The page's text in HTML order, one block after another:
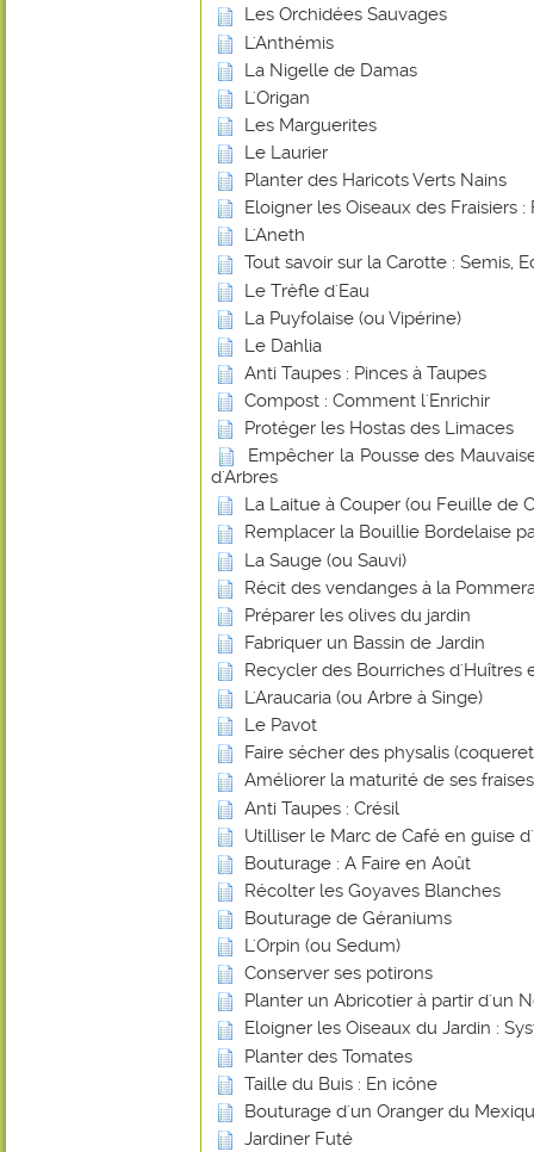
Les Orchidées Sauvages
L'Anthémis
La Nigelle de Damas
L'Origan
Les Marguerites
Le Laurier
Planter des Haricots Verts Nains
Eloigner les Oiseaux des Fraisiers :
L'Aneth
Tout savoir sur la Carotte : Semis,
Le Trèfle d'Eau
La Puyfolaise (ou Vipérine)
Le Dahlia
Anti Taupes : Pinces à Taupes
Compost : Comment l'Enrichir
Protéger les Hostas des Limaces
Empêcher la Pousse des
d'Arbres
La Laitue à Couper (ou Feuille de
Remplacer la Bouillie Bordelaise
La Sauge (ou Sauvi)
Récit des vendanges à la
Préparer les olives du jardin
Fabriquer un Bassin de Jardin
Recycler des Bourriches d'Huîtres
L'Araucaria (ou Arbre à Singe)
Le Pavot
Faire sécher des physalis
Améliorer la maturité de ses
Anti Taupes : Crésil
Utilliser le Marc de Café en guise
Bouturage : A Faire en Août
Récolter les Goyaves Blanches
Bouturage de Géraniums
L'Orpin (ou Sedum)
Conserver ses potirons
Planter un Abricotier à partir d'un
Eloigner les Oiseaux du Jardin :
Planter des Tomates
Taille du Buis : En icône
Bouturage d'un Oranger du
Jardiner Futé